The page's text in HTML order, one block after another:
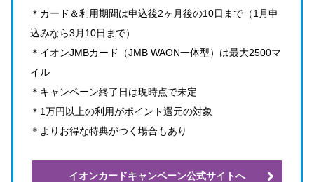
＊カード＆利用期間は申込後2ヶ月後の10日まで（1月申
込みなら3月10日まで）
＊イオンJMBカード（JMB WAON一体型）は最大2500マ
イル
＊キャンペーン終了日は現時点で未定
＊1万円以上の利用がポイント還元の対象
＊よりお得な特典がつく場合もあり
イオンカードキャンペーン公式サイトへ